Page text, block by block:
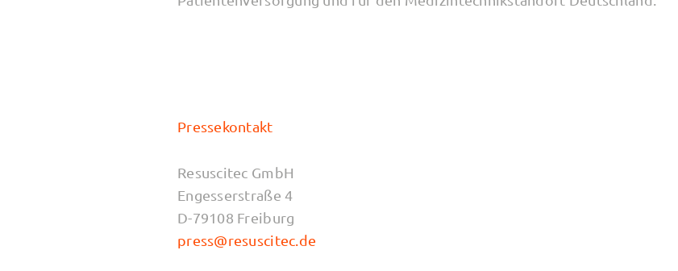
Pressekontakt
Resuscitec GmbH
Engesserstraße 4
D-79108 Freiburg
press@resuscitec.de